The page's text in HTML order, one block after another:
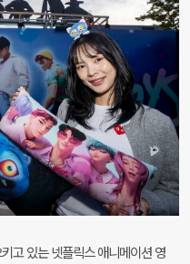
고 있는 넷플릭스 애니메이션 영